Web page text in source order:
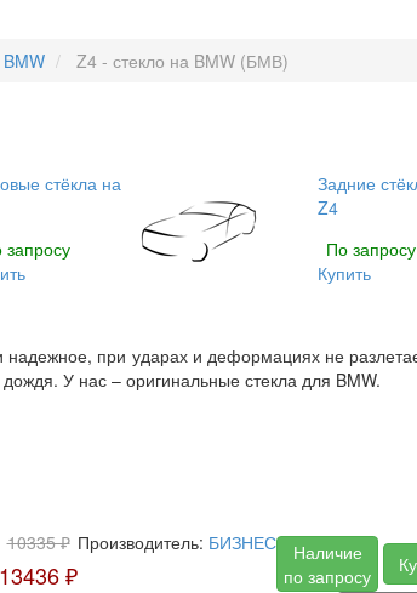
Z4 - стекло на BMW (БМВ)
стёкла на
запросу
Задние
Z4
По запросу
Купить
при ударах и деформациях не
У нас – оригинальные стекла для BMW.
10335 ₽
13436 ₽
Производитель: БИЗНЕС
Наличие
по запросу